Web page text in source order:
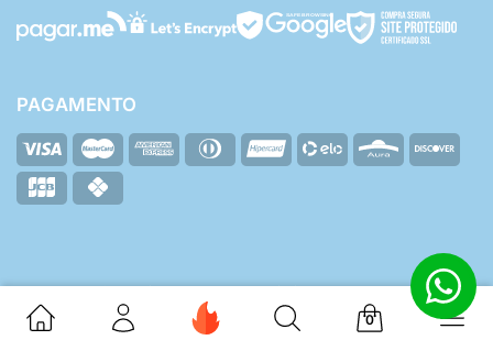
PAGAMENTO
© Yasmin Baby - Todos os direitos reservados.
Desenvolvido por: ZHF Mídia Digital
0